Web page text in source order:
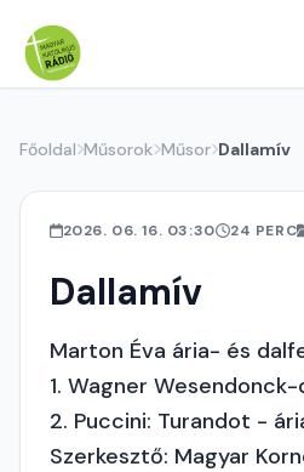
Főoldal Műsorok Műsor Dallamív
2026. 06. 16. 03:30 24 PERC
Dallamív
Marton Éva ária- és
1. Wagner
2. Puccini: Turandot -
Szerkesztő: Magyar